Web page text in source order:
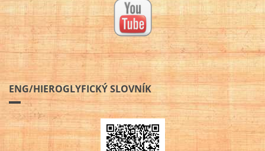
ENG/HIEROGLYFICKÝ SLOVNÍK